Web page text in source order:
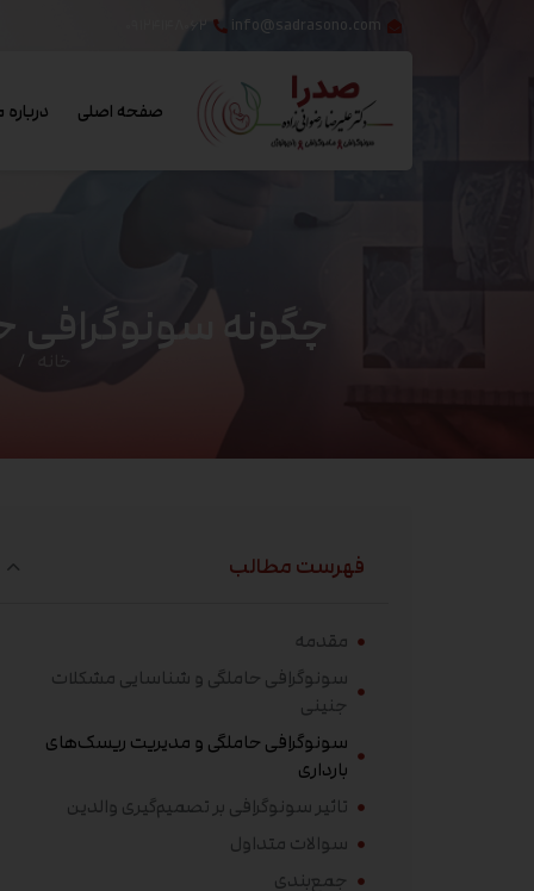
info@sadrasono.com
صفحه اصلی درباره
چگونه
فهرست مطالب
مقدمه
سونوگرافی حاملگی و شناسایی مشکلات
جنینی
سونوگرافی حاملگی و مدیریت ریسک‌های
بارداری
تاثیر سونوگرافی بر تصمیم‌گیری والدین
سوالات متداول
جمع‌بندی